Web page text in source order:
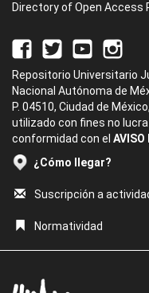
Directory of Open Access
Repositorio Universitario
Nacional Autónoma de
P. 04510, Ciudad de
utilizado con fines no
conformidad con el AVISO
¿Cómo llegar?
Suscripción a
Normatividad